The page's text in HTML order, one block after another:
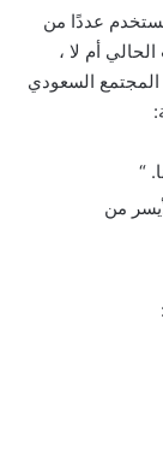
عددًا من
أم لا ،
السعودي
“
من